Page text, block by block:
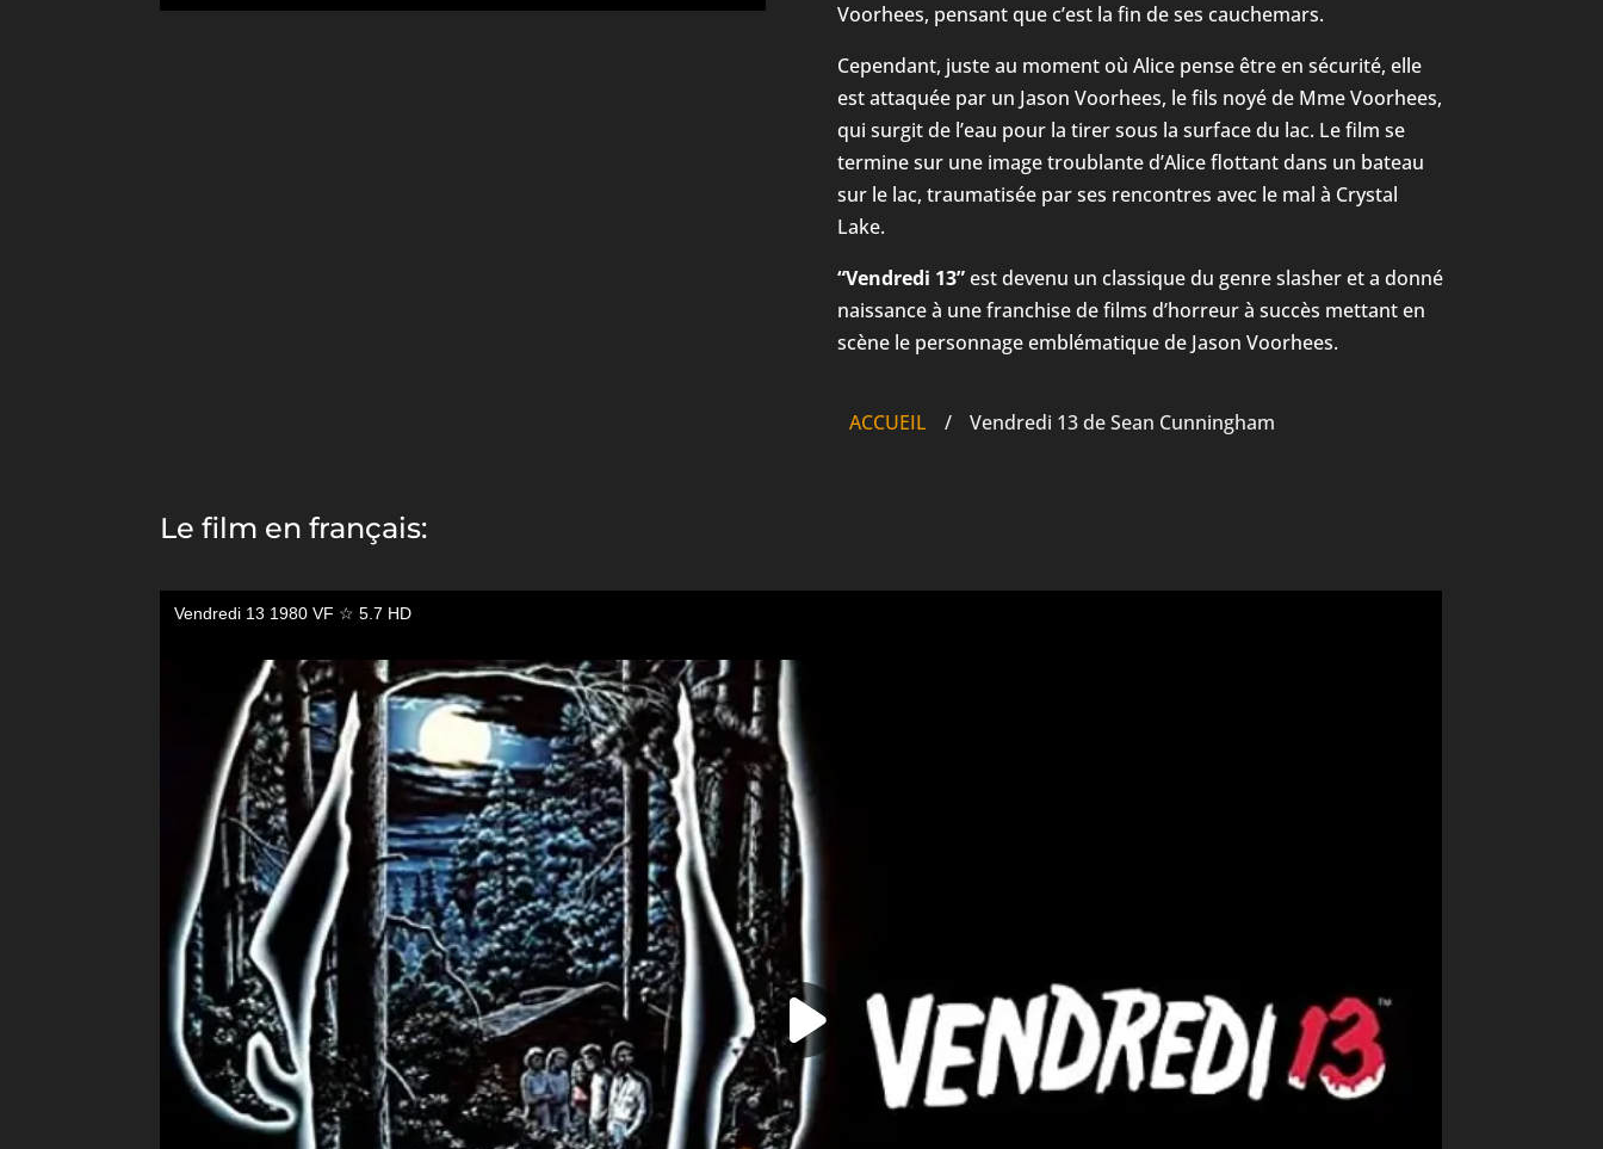
Voorhees, pensant que c’est la fin de ses cauchemars.
Cependant, juste au moment où Alice pense être en sécurité, elle
est attaquée par un Jason Voorhees, le fils noyé de Mme Voorhees,
qui surgit de l’eau pour la tirer sous la surface du lac. Le film se
termine sur une image troublante d’Alice flottant dans un bateau
sur le lac, traumatisée par ses rencontres avec le mal à Crystal
Lake.
“Vendredi 13”est devenu un classique du genre slasher et a donné
naissance à une franchise de films d’horreur à succès mettant en
scène le personnage emblématique de Jason Voorhees.
ACCUEIL / Vendredi 13 de Sean Cunningham
Le film en français: